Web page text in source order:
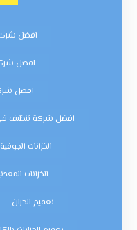
افضل
افضل
افضل
افضل شركة تنظيف في
الخزانات الجوفية
الخزانات
تعقيم الخزان